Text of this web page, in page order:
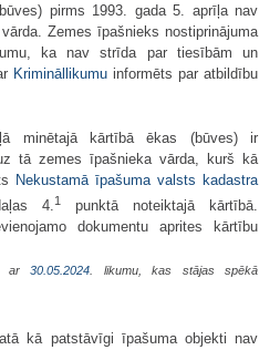
pirms 1993. gada 5. aprīļa nav
Zemes īpašnieks nostiprinājuma
ka nav strīda par tiesībām un
Krimināllikumu informēts par atbildību
minētajā kārtībā ēkas (būves) ir
tā zemes īpašnieka vārda, kurš kā
Nekustamā īpašuma valsts kadastra
4.1
punktā noteiktajā kārtībā.
dokumentu aprites kārtību
ar30.05.2024 . likumu, kas stājas spēkā
kā patstāvīgi īpašuma objekti nav